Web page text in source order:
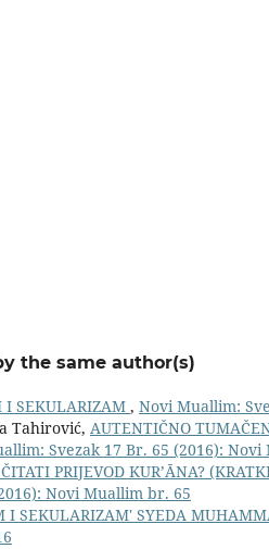
the same author(s)
I SEKULARIZAM , Novi Muallim:
Tahirović, AUTENTIČNO
Svezak 17 Br. 65 (2016):
PRIJEVOD KUR’ĀNA?
Novi Muallim br. 65
I SEKULARIZAM' SYEDA